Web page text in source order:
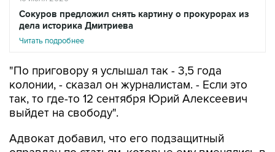
Сокуров предложил снять картину о прокурорах из
дела историка Дмитриева
Читать подробнее
"По приговору я услышал так - 3,5 года
колонии, - сказал он журналистам. - Если это
так, то где-то 12 сентября Юрий Алексеевич
выйдет на свободу".
Адвокат добавил, что его подзащитный